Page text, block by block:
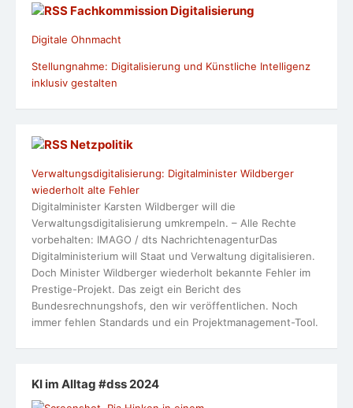
Fachkommission Digitalisierung
Digitale Ohnmacht
Stellungnahme: Digitalisierung und Künstliche Intelligenz
inklusiv gestalten
Netzpolitik
Verwaltungsdigitalisierung: Digitalminister Wildberger
wiederholt alte Fehler
Digitalminister Karsten Wildberger will die
Verwaltungsdigitalisierung umkrempeln. – Alle Rechte
vorbehalten: IMAGO / dts NachrichtenagenturDas
Digitalministerium will Staat und Verwaltung digitalisieren.
Doch Minister Wildberger wiederholt bekannte Fehler im
Prestige-Projekt. Das zeigt ein Bericht des
Bundesrechnungshofs, den wir veröffentlichen. Noch
immer fehlen Standards und ein Projektmanagement-Tool.
KI im Alltag #dss 2024